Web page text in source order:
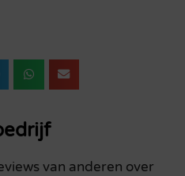
van anderen over